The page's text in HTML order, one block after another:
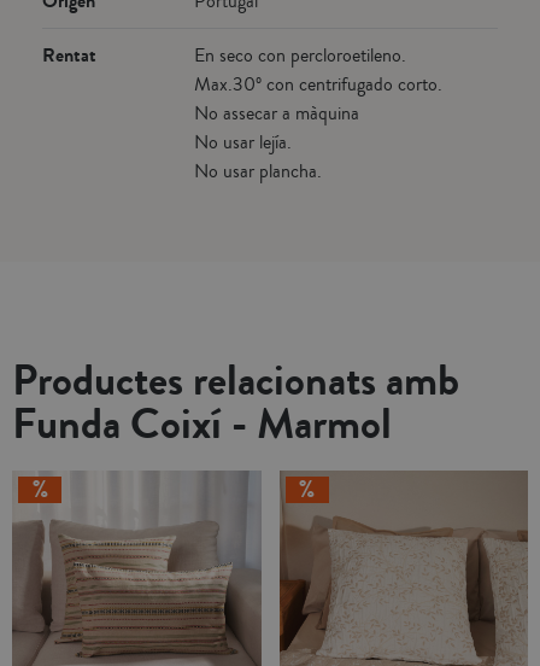
Rentat
En seco con percloroetileno.
Max.30º con centrifugado corto.
No assecar a màquina
No usar lejía.
No usar plancha.
Productes relacionats amb
Funda Coixí - Marmol